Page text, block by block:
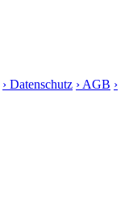
› Datenschutz › AGB ›